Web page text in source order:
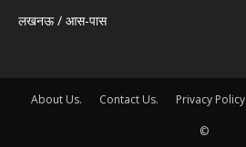
लखनऊ / आस-पास
About Us. Contact Us. Privacy Policy
©